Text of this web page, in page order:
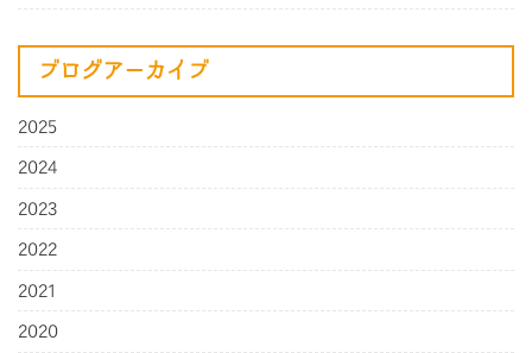
ブログアーカイブ
2025
2024
2023
2022
2021
2020